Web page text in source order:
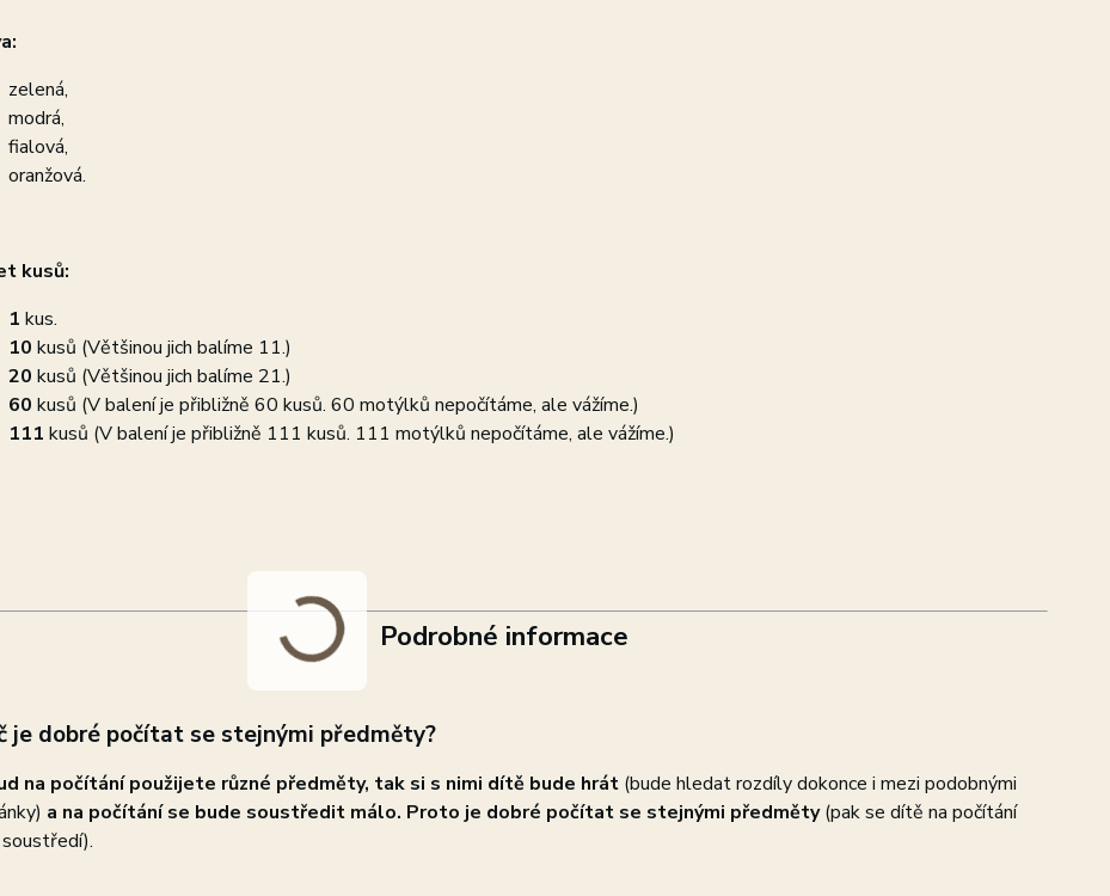
zelená,
modrá,
fialová,
oranžová.
kusů:
1 kus.
10 kusů (Většinou jich balíme 11.)
20 kusů (Většinou jich balíme 21.)
60 kusů (V balení je přibližně 60 kusů. 60 motýlků nepočítáme, ale vážíme.)
111 kusů (V balení je přibližně 111 kusů. 111 motýlků nepočítáme, ale vážíme.)
Podrobné informace
je dobré počítat se stejnými předměty?
na počítání použijete různé předměty, tak si s nimi dítě bude hrát(bude hledat rozdíly dokonce i mezi podobnými
a na počítání se bude soustředit málo. Proto je dobré počítat se stejnými předměty(pak se dítě na počítání